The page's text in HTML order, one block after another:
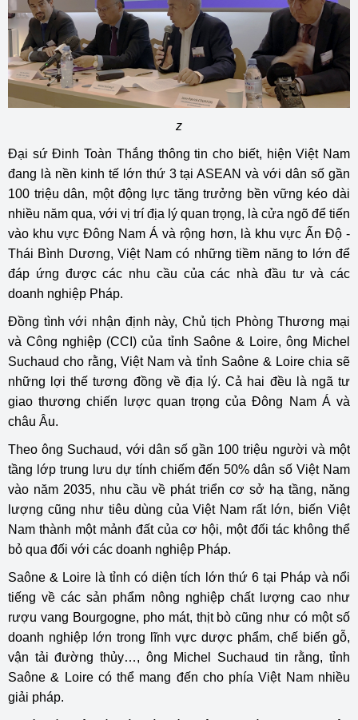
z
Đại sứ Đinh Toàn Thắng thông tin cho biết, hiện Việt Nam
đang là nền kinh tế lớn thứ 3 tại ASEAN và với dân số gần
100 triệu dân, một động lực tăng trưởng bền vững kéo dài
nhiều năm qua, với vị trí địa lý quan trọng, là cửa ngõ để tiến
vào khu vực Đông Nam Á và rộng hơn, là khu vực Ấn Độ -
Thái Bình Dương, Việt Nam có những tiềm năng to lớn để
đáp ứng được các nhu cầu của các nhà đầu tư và các
doanh nghiệp Pháp.
Đồng tình với nhận định này, Chủ tịch Phòng Thương mại
và Công nghiệp (CCI) của tỉnh Saône & Loire, ông Michel
Suchaud cho rằng, Việt Nam và tỉnh Saône & Loire chia sẽ
những lợi thế tương đồng về địa lý. Cả hai đều là ngã tư
giao thương chiến lược quan trọng của Đông Nam Á và
châu Âu.
Theo ông Suchaud, với dân số gần 100 triệu người và một
tầng lớp trung lưu dự tính chiếm đến 50% dân số Việt Nam
vào năm 2035, nhu cầu về phát triển cơ sở hạ tầng, năng
lượng cũng như tiêu dùng của Việt Nam rất lớn, biến Việt
Nam thành một mảnh đất của cơ hội, một đối tác không thể
bỏ qua đối với các doanh nghiệp Pháp.
Saône & Loire là tỉnh có diện tích lớn thứ 6 tại Pháp và nổi
tiếng về các sản phẩm nông nghiệp chất lượng cao như
rượu vang Bourgogne, pho mát, thịt bò cũng như có một số
doanh nghiệp lớn trong lĩnh vực dược phẩm, chế biến gỗ,
vận tải đường thủy…, ông Michel Suchaud tin rằng, tỉnh
Saône & Loire có thể mang đến cho phía Việt Nam nhiều
giải pháp.